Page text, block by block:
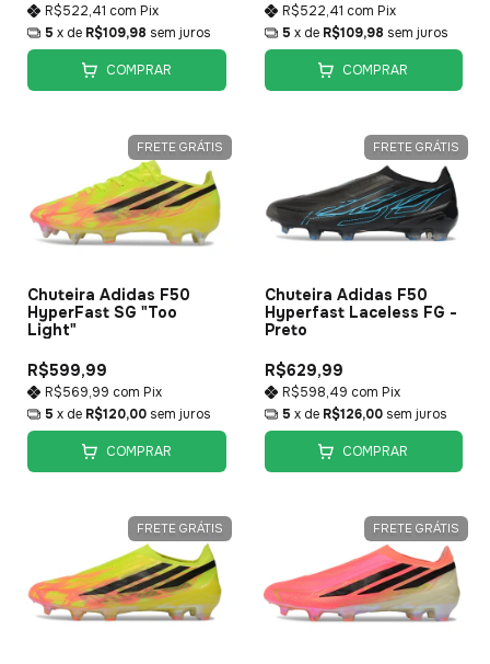
R$522,41 com Pix
5 x de R$109,98 sem juros
COMPRAR
R$522,41 com Pix
5 x de R$109,98 sem juros
COMPRAR
FRETE GRÁTIS
Chuteira Adidas F50
HyperFast SG "Too
Light"
R$599,99
R$569,99 com Pix
5 x de R$120,00 sem juros
COMPRAR
FRETE GRÁTIS
Chuteira Adidas F50
Hyperfast Laceless FG -
Preto
R$629,99
R$598,49 com Pix
5 x de R$126,00 sem juros
COMPRAR
FRETE GRÁTIS FRETE GRÁTIS